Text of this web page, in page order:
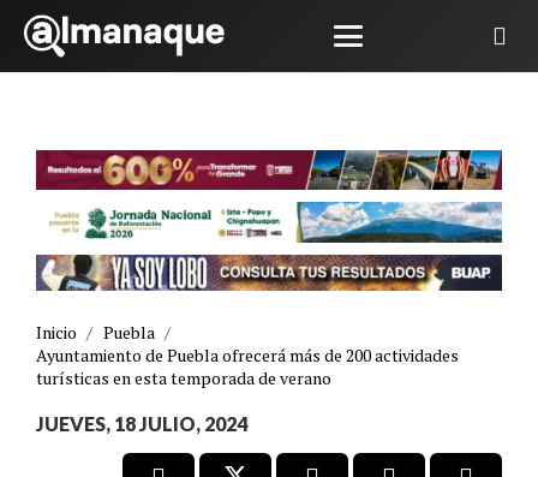
Inicio / Puebla /
Ayuntamiento de Puebla ofrecerá más de 200 actividades
turísticas en esta temporada de verano
JUEVES, 18 JULIO, 2024